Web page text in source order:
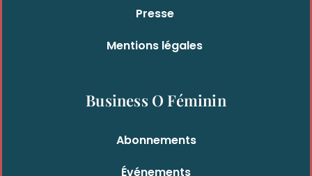
Presse
Mentions légales
Business O Féminin
Abonnements
Événements